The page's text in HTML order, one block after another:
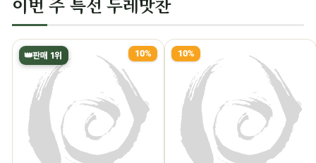
👑판매 1위 10% 10%